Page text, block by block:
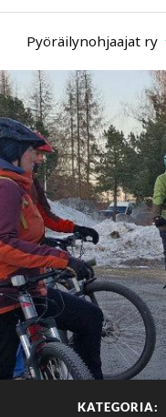
Pyöräilynohjaajat ry
KATEGORIA: